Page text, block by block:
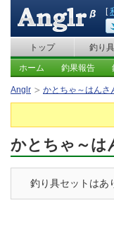
[
トップ 釣り
ホーム 釣果報告
Anglr かとちゃ～はんさ
かとちゃ～は
釣り具セットはあ